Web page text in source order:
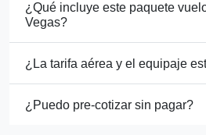
¿Qué incluye este paquete
Vegas?
¿La tarifa aérea y el equipaje
¿Puedo pre-cotizar sin pagar?